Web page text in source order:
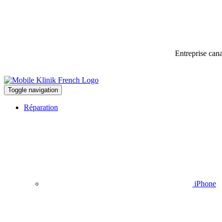
Entreprise
Toggle navigation
Réparation
iPhone